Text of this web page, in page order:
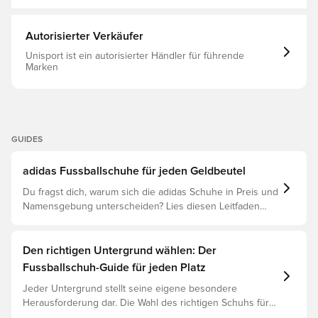
Mit einem klassischen passenden Schnürsystem FG-
Stollen für Spielfelder mit Naturrasen. Hinweis: adidas
gibt an, dass die Farbe der Außensohle bei Gebrauch
verblassen kann.
Autorisierter Verkäufer
Unisport ist ein autorisierter Händler für führende
Marken
GUIDES
adidas Fussballschuhe für jeden Geldbeutel
Du fragst dich, warum sich die adidas Schuhe in Preis und
Namensgebung unterscheiden? Lies diesen Leitfaden
Den richtigen Untergrund wählen: Der
Fussballschuh-Guide für jeden Platz
Jeder Untergrund stellt seine eigene besondere
Herausforderung dar. Die Wahl des richtigen Schuhs für